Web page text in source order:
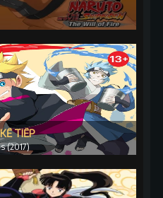
TIẾP
(2017)